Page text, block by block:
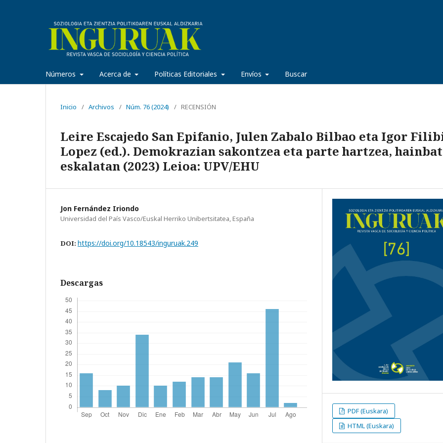
Números Acerca de Políticas Editoriales Envíos Buscar
Inicio / Archivos / Núm. 76 (2024) / RECENSIÓN
Leire Escajedo San Epifanio, Julen Zabalo Bilbao eta Igor
Lopez (ed.). Demokrazian sakontzea eta parte hartzea, hainbat
eskalatan (2023) Leioa: UPV/EHU
Jon Fernández Iriondo
Universidad del País Vasco/Euskal Herriko Unibertsitatea, España
DOI: https://doi.org/10.18543/inguruak.249
Descargas
PDF (Euskara)
HTML (Euskara)